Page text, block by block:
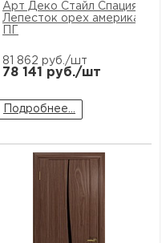
Арт Деко Стайл Спация
Лепесток орех
81 862 руб./шт
78 141 руб./шт
Подробнее...